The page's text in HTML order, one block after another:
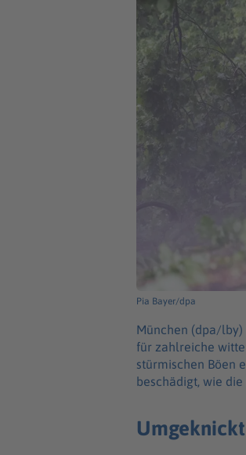
Pia Bayer/dpa
München (dpa/lby)
für zahlreiche
stürmischen Böen
beschädigt, wie